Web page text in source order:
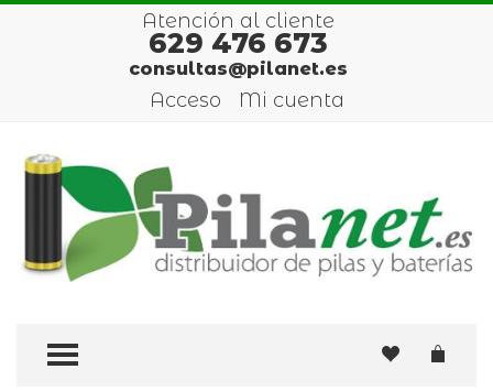
Atención al cliente
629 476 673
consultas@pilanet.es
Acceso Mi cuenta
TOGGLE MENU